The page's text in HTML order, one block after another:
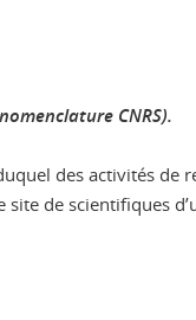
CNRS).
des activités de
de scientifiques